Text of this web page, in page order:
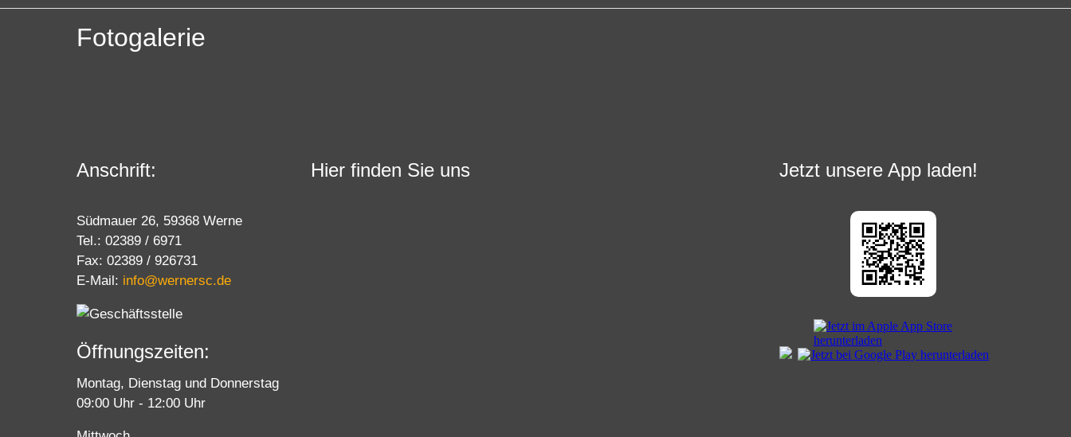
Fotogalerie
Anschrift:
Südmauer 26, 59368 Werne
Tel.: 02389 / 6971
Fax: 02389 / 926731
E-Mail: info@wernersc.de
Öffnungszeiten:
Montag, Dienstag und Donnerstag
09:00 Uhr - 12:00 Uhr
Hier finden Sie uns Jetzt unsere App laden!